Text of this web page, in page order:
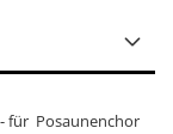
für Posaunenchor